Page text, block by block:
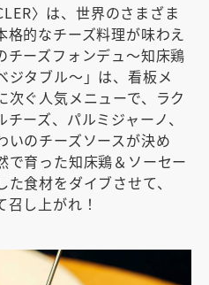
〉は、世界のさまざま
的なチーズ料理が味わえ
チーズフォンデュ～知床鶏
ジタブル～」は、看板メ
ぐ人気メニューで、ラク
ーズ、パルミジャーノ、
いのチーズソースが決め
で育った知床鶏＆ソーセー
食材をダイブさせて、
し上がれ！